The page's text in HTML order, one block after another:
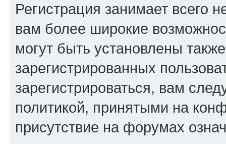
Регистрация занимает всего
вам более широкие
могут быть установлены
зарегистрированных
зарегистрироваться, вам
политикой, принятыми на
присутствие на форумах